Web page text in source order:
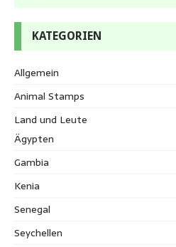
KATEGORIEN
Allgemein
Animal Stamps
Land und Leute
Ägypten
Gambia
Kenia
Senegal
Seychellen